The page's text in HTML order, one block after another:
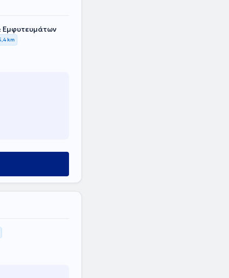
Εμφυτευμάτων
km